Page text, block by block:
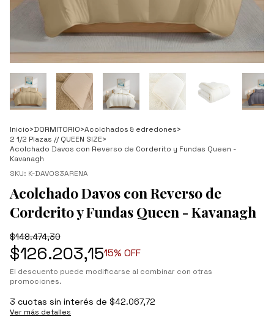
Inicio>DORMITORIO>Acolchados & edredones>
2 1/2 Plazas // QUEEN SIZE>
Acolchado Davos con Reverso de Corderito y Fundas Queen -
Kavanagh
SKU: K-DAVOS3ARENA
Acolchado Davos con Reverso de
Corderito y Fundas Queen - Kavanagh
$148.474,30
$126.203,1515% OFF
El descuento puede modificarse al combinar con otras
promociones.
3 cuotas sin interés de $42.067,72
Ver más detalles